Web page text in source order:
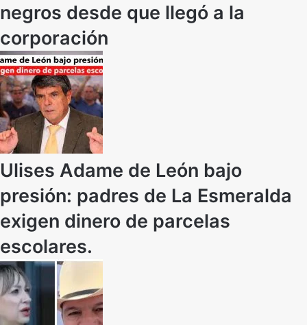
negros desde que llegó a la
corporación
Ulises Adame de León bajo
presión: padres de La Esmeralda
exigen dinero de parcelas
escolares.